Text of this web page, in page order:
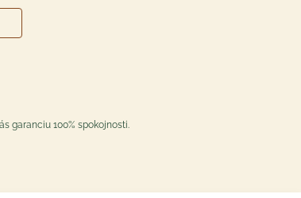
rýchla objednávka
garanciu 100% spokojnosti.